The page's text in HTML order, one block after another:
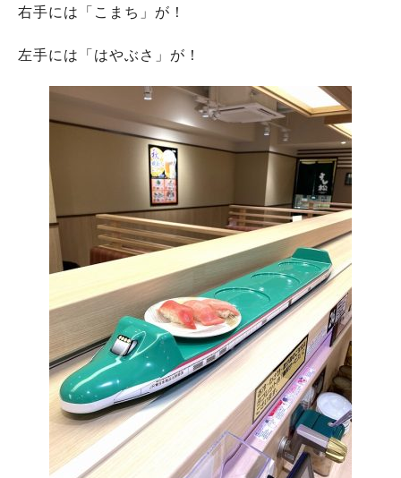
右手には「こまち」が！
左手には「はやぶさ」が！